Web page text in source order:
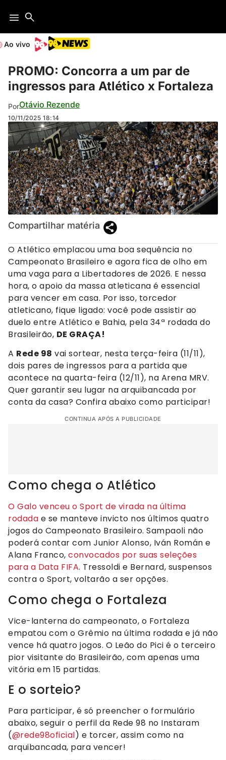
Ao vivo
PROMO: Concorra a um par de
ingressos para Atlético x Fortaleza
PorOtávio Rezende
10/11/2025 18:14
Galo busca terceira vitória seguida (Foto: Daniela Veiga / Atlético)
Compartilhar matéria
O Atlético emplacou uma boa sequência no
Campeonato Brasileiro e agora fica de olho em
uma vaga para a Libertadores de 2026. E nessa
hora, o apoio da massa atleticana é essencial
para vencer em casa. Por isso, torcedor
atleticano, fique ligado: você pode assistir ao
duelo entre Atlético e Bahia, pela 34ª rodada do
Brasileirão, DE GRAÇA!
A Rede 98 vai sortear, nesta terça-feira (11/11),
dois pares de ingressos para a partida que
acontece na quarta-feira (12/11), na Arena MRV.
Quer garantir seu lugar na arquibancada por
conta da casa? Confira abaixo como participar!
CONTINUA APÓS A PUBLICIDADE
Como chega o Atlético
O Galo venceu o Sport de virada na última
rodada e se manteve invicto nos últimos quatro
jogos do Campeonato Brasileiro. Sampaoli não
poderá contar com Junior Alonso, Iván Román e
Alana Franco, convocados por suas seleções
para a Data FIFA. Tressoldi e Bernard, suspensos
contra o Sport, voltarão a ser opções.
Como chega o Fortaleza
Vice-lanterna do campeonato, o Fortaleza
empatou com o Grêmio na última rodada e já não
vence há quatro jogos. O Leão do Pici é o terceiro
pior visitante do Brasileirão, com apenas uma
vitória em 15 partidas.
E o sorteio?
Para participar, é só preencher o formulário
abaixo, seguir o perfil da Rede 98 no Instaram
(@rede98oficial) e torcer, assim como na
arquibancada, para vencer!